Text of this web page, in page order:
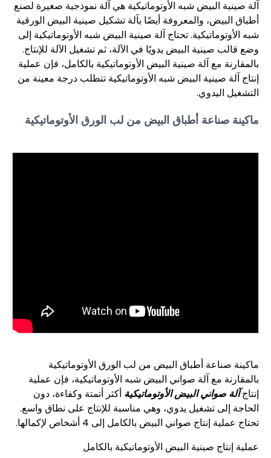
آلة صينية البيض شبه الأوتوماتيكية هي آلة نموذجية صغيرة لصنع
أطباق البيض، والمعروفة أيضًا بآلة تشكيل صينية البيض الورقية
شبه الأوتوماتيكية. تحتاج آلة صينية البيض شبه الأوتوماتيكية إلى
وضع قالب صينية البيض يدويًا في الآلة، ثم تشغيل الآلة للإنتاج.
بالمقارنة مع آلة صينية البيض الأوتوماتيكية بالكامل، فإن عملية
إنتاج آلة صينية البيض شبه الأوتوماتيكية تتطلب درجة معينة من
التشغيل اليدوي.
ماكينة صناعة أطباق البيض من لب الورق الأوتوماتيكية
ماكينة صناعة أطباق البيض من لب الورق الأوتوماتيكية
بالمقارنة مع آلة صواني البيض شبه الأوتوماتيكية، فإن عملية
إنتاجآلة صواني البيض الأوتوماتيكية أكثر أتمتة وكفاءة، دون
الحاجة إلى تشغيل يدوي، وهي مناسبة للإنتاج على نطاق واسع.
تحتاج عملية إنتاج صواني البيض بالكامل إلى 4 أشخاص لإكمالها.
عملية إنتاج صينية البيض الأوتوماتيكية بالكامل